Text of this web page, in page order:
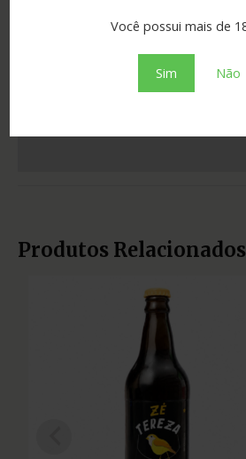
Você possui mais de
Sim Não
Adicionar ao orçamento
Produtos Relacionados